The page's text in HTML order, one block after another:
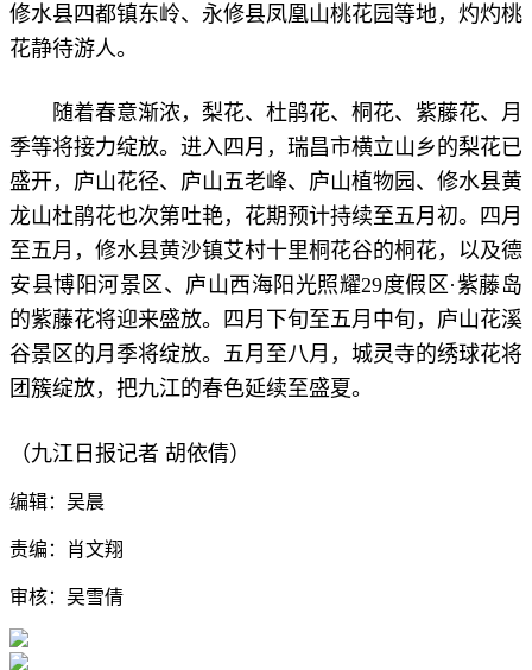
修水县四都镇东岭、永修县凤凰山桃花园等地，灼灼桃
花静待游人。
随着春意渐浓，梨花、杜鹃花、桐花、紫藤花、月
季等将接力绽放。进入四月，瑞昌市横立山乡的梨花已
盛开，庐山花径、庐山五老峰、庐山植物园、修水县黄
龙山杜鹃花也次第吐艳，花期预计持续至五月初。四月
至五月，修水县黄沙镇艾村十里桐花谷的桐花，以及德
安县博阳河景区、庐山西海阳光照耀29度假区·紫藤岛
的紫藤花将迎来盛放。四月下旬至五月中旬，庐山花溪
谷景区的月季将绽放。五月至八月，城灵寺的绣球花将
团簇绽放，把九江的春色延续至盛夏。
（九江日报记者 胡依倩）
编辑：吴晨
责编：肖文翔
审核：吴雪倩